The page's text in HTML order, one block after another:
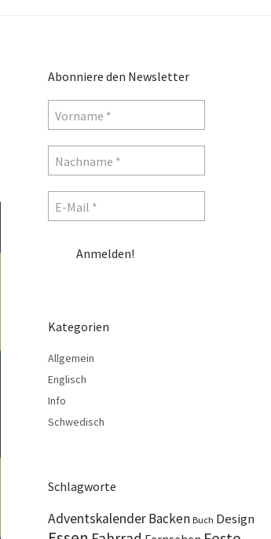
Abonniere den Newsletter
Kategorien
Allgemein
Englisch
Info
Schwedisch
Schlagworte
AdventskalenderBacken Buch Design